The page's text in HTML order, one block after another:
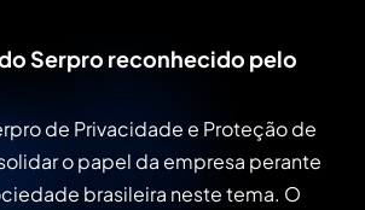
Serpro reconhecido pelo
de Privacidade e Proteção de
o papel da empresa perante
brasileira neste tema. O